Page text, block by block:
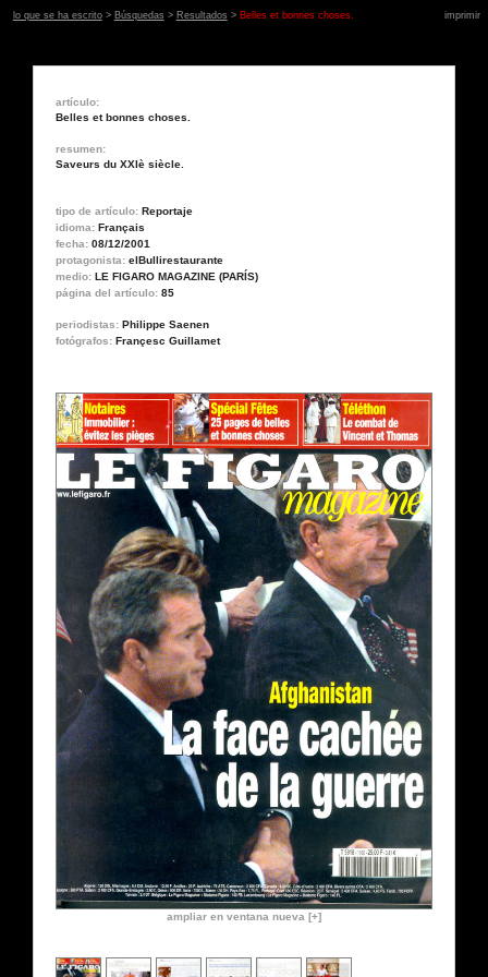
lo que se ha escrito> Búsquedas > Resultados > Belles et bonnes choses. imprimir
artículo:
Belles et bonnes choses.
resumen:
Saveurs du XXIè siècle.
tipo de artículo: Reportaje
idioma: Français
fecha: 08/12/2001
protagonista: elBullirestaurante
medio: LE FIGARO MAGAZINE (PARÍS)
página del artículo: 85
periodistas: Philippe Saenen
fotógrafos: Françesc Guillamet
ampliar en ventana nueva [+]